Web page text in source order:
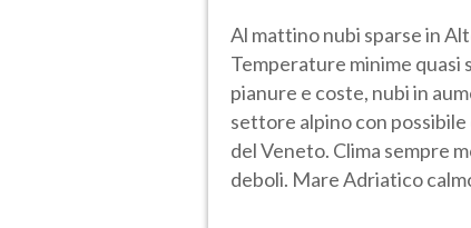
Al mattino nubi sparse in
Temperature minime quasi
pianure e coste, nubi in
settore alpino con
del Veneto. Clima sempre
deboli. Mare Adriatico